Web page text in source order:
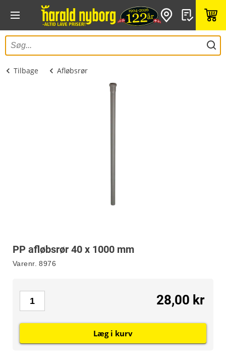
Tilbage Afløbsrør
PP afløbsrør 40 x 1000 mm
Varenr. 8976
28,00 kr
Læg i kurv